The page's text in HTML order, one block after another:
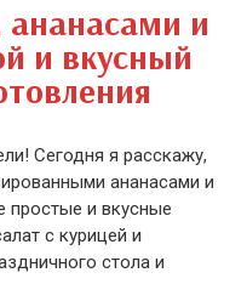
ананасами и
и вкусный
Сегодня я расскажу,
ананасами и
простые и вкусные
с курицей и
стола и